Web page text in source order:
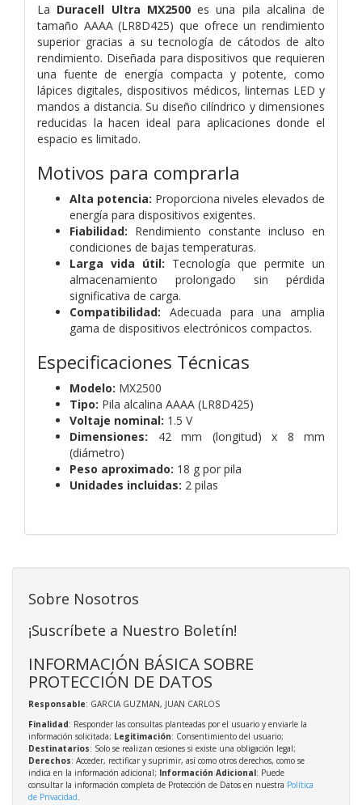
La Duracell Ultra MX2500es una pila alcalina de
tamaño AAAA (LR8D425) que ofrece un rendimiento
superior gracias a su tecnología de cátodos de alto
rendimiento. Diseñada para dispositivos que requieren
una fuente de energía compacta y potente, como
lápices digitales, dispositivos médicos, linternas LED y
mandos a distancia. Su diseño cilíndrico y dimensiones
reducidas la hacen ideal para aplicaciones donde el
espacio es limitado.
Motivos para comprarla
Alta potencia: Proporciona niveles elevados de
energía para dispositivos exigentes.
Fiabilidad: Rendimiento constante incluso en
condiciones de bajas temperaturas.
Larga vida útil: Tecnología que permite un
almacenamiento prolongado sin pérdida
significativa de carga.
Compatibilidad: Adecuada para una amplia
gama de dispositivos electrónicos compactos.
Especificaciones Técnicas
Modelo: MX2500
Tipo: Pila alcalina AAAA (LR8D425)
Voltaje nominal: 1.5 V
Dimensiones: 42 mm (longitud) x 8 mm
(diámetro)
Peso aproximado: 18 g por pila
Unidades incluidas: 2 pilas
Sobre Nosotros
¡Suscríbete a Nuestro Boletín!
INFORMACIÓN BÁSICA SOBRE
PROTECCIÓN DE DATOS
Responsable: GARCIA GUZMAN, JUAN CARLOS
Finalidad: Responder las consultas planteadas por el usuario y enviarle la
información solicitada; Legitimación: Consentimiento del usuario;
Destinatarios: Solo se realizan cesiones si existe una obligación legal;
Derechos: Acceder, rectificar y suprimir, así como otros derechos, como se
indica en la información adicional; Información Adicional: Puede
consultar la información completa de Protección de Datos en nuestra Política
de Privacidad